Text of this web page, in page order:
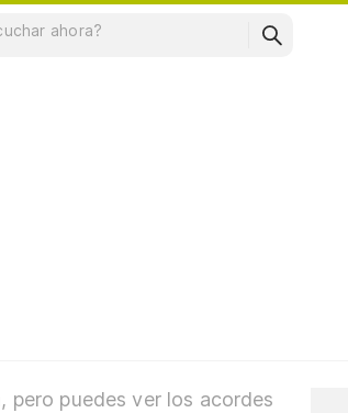
pero puedes ver los acordes